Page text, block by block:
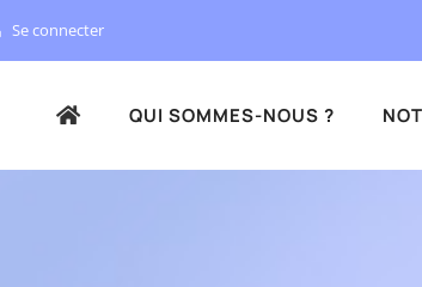
Se connecter
QUI SOMMES-NOUS ?